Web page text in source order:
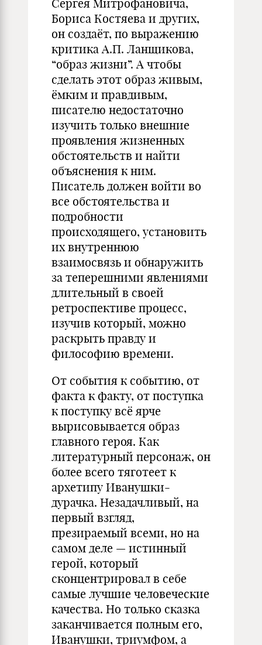
Сергея Митрофановича,
Бориса Костяева и других,
он создаёт, по выражению
критика А.П. Ланщикова,
“образ жизни”. А чтобы
сделать этот образ живым,
ёмким и правдивым,
писателю недостаточно
изучить только внешние
проявления жизненных
обстоятельств и найти
объяснения к ним.
Писатель должен войти во
все обстоятельства и
подробности
происходящего, установить
их внутреннюю
взаимосвязь и обнаружить
за теперешними явлениями
длительный в своей
ретроспективе процесс,
изучив который, можно
раскрыть правду и
философию времени.
От события к событию, от
факта к факту, от поступка
к поступку всё ярче
вырисовывается образ
главного героя. Как
литературный персонаж, он
более всего тяготеет к
архетипу Иванушки-
дурачка. Незадачливый, на
первый взгляд,
презираемый всеми, но на
самом деле — истинный
герой, который
сконцентрировал в себе
самые лучшие человеческие
качества. Но только сказка
заканчивается полным его,
Иванушки, триумфом, а